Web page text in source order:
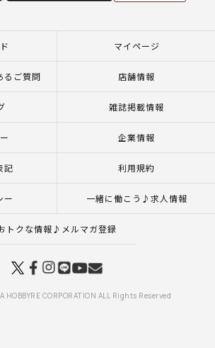
マイページ
るご質問 店舗情報
雑誌掲載情報
企業情報
記 利用規約
ー 一緒に働こう♪求人情報
トクな情報♪メルマガ登録
HOBBYRE CORPORATION ALL Rights Reserved